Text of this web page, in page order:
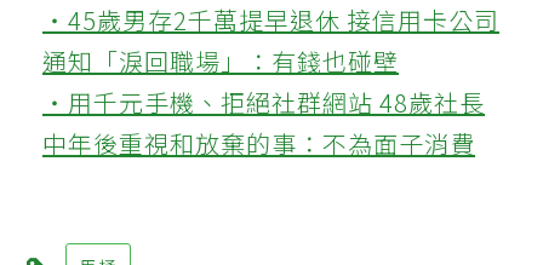
‧45歲男存2千萬提早退休 接信用卡公司
通知「淚回職場」：有錢也碰壁
‧用千元手機、拒絕社群網站 48歲社長
中年後重視和放棄的事：不為面子消費